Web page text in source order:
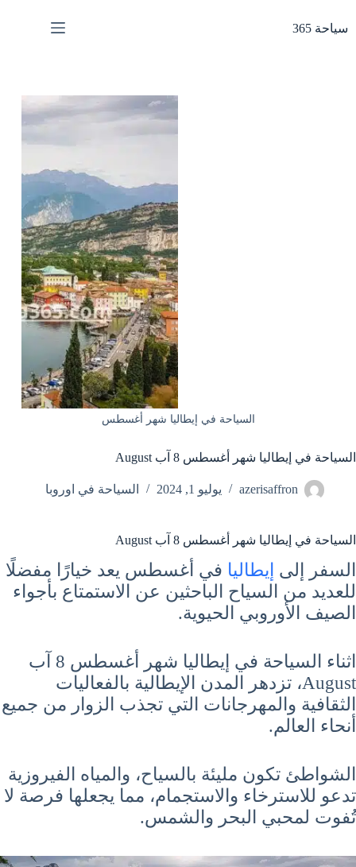
المحتوى
سياحة 365
السياحة في إيطاليا شهر أغسطس
السياحة في إيطاليا شهر أغسطس 8 آب August
azerisaffron يوليو 1, 2024 السياحة في اوروبا
السياحة في إيطاليا شهر أغسطس 8 آب August
السفر إلى إيطاليا في أغسطس يعد خيارًا مفضلًا
للعديد من السياح الباحثين عن الاستمتاع بأجواء
الصيف الأوروبي الحيوية.
اثناء السياحة في إيطاليا شهر أغسطس 8 آب
August، تزدهر المدن الإيطالية بالفعاليات
الثقافية والمهرجانات التي تجذب الزوار من جميع
أنحاء العالم.
الشواطئ تكون مليئة بالسياح، والمياه الفيروزية
تدعو للاسترخاء والاستجمام، مما يجعلها فرصة لا
تُفوت لمحبي البحر والشمس.